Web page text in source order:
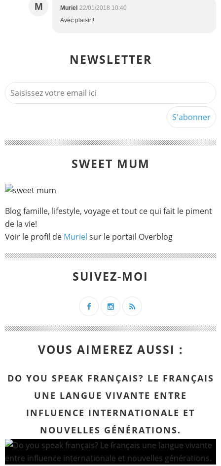
M Muriel 22/01/2018 10:40
Avec plaisir!!
NEWSLETTER
SWEET MUM
Blog famille, lifestyle, voyage et tout ce qui fait le piment
de la vie!
Voir le profil de Muriel sur le portail Overblog
SUIVEZ-MOI
VOUS AIMEREZ AUSSI :
DO YOU SPEAK FRANÇAIS? LE FRANÇAIS
UNE LANGUE VIVANTE ENTRE
INFLUENCE INTERNATIONALE ET
NOUVELLES GÉNÉRATIONS.